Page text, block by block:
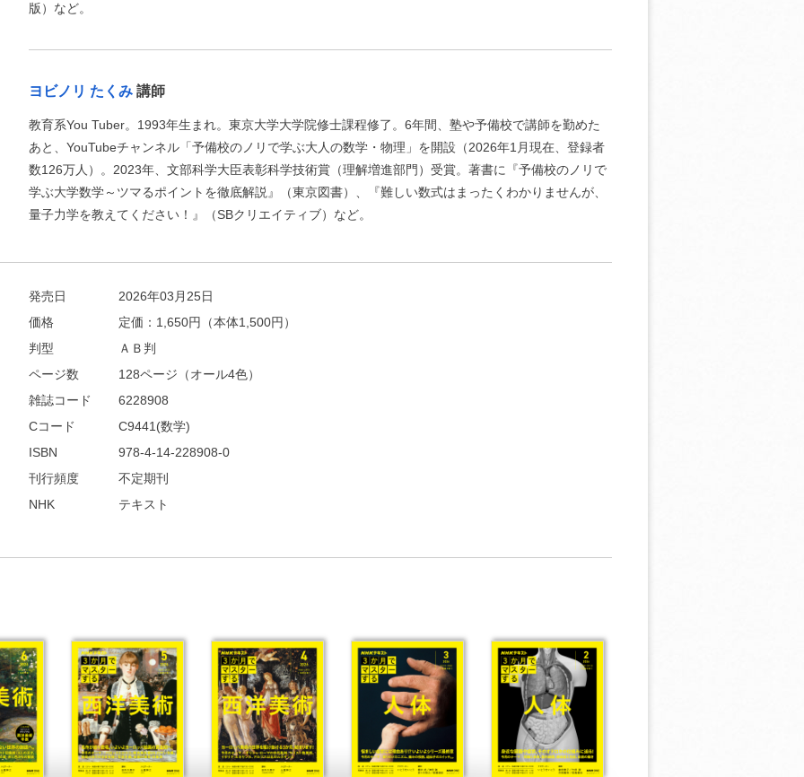
版）など。
ヨビノリ たくみ講師
教育系You Tuber。1993年生まれ。東京大学大学院修士課程修了。6年間、塾や予備校で講師を勤めた
あと、YouTubeチャンネル「予備校のノリで学ぶ大人の数学・物理」を開設（2026年1月現在、登録者
数126万人）。2023年、文部科学大臣表彰科学技術賞（理解増進部門）受賞。著書に『予備校のノリで
学ぶ大学数学～ツマるポイントを徹底解説』（東京図書）、『難しい数式はまったくわかりませんが、
量子力学を教えてください！』（SBクリエイティブ）など。
発売日
2026年03月25日
価格
定価： 1,650円（本体1,500円）
判型
ＡＢ判
ページ数
128ページ（オール4色）
雑誌コード
6228908
Cコード
C9441(数学)
ISBN
978-4-14-228908-0
刊行頻度
不定期刊
NHK
テキスト